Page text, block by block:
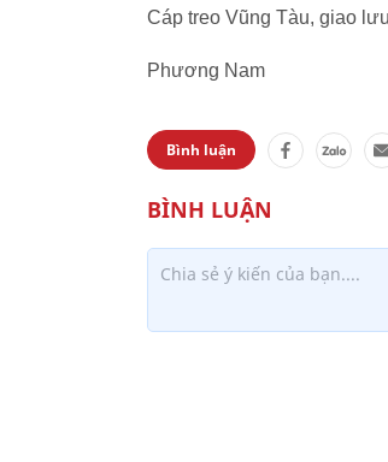
Cáp treo Vũng Tàu, giao
Phương Nam
Bình luận